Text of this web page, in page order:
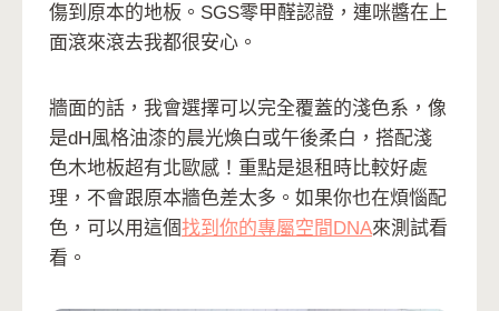
傷到原本的地板。SGS零甲醛認證，連咪醬在上
面滾來滾去我都很安心。
牆面的話，我會選擇可以完全覆蓋的淺色系，像
是dH風格油漆的晨光煥白或午後柔白，搭配淺
色木地板超有北歐感！重點是退租時比較好處
理，不會跟原本牆色差太多。如果你也在煩惱配
色，可以用這個找到你的專屬空間DNA來測試看
看。